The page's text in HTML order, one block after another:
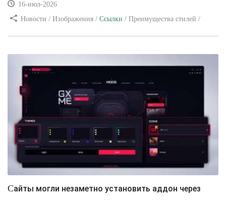
16-июл-2026
Новости / Изображения / Ссылки / Преимущества стилей /
Сайты могли незаметно установить аддон через